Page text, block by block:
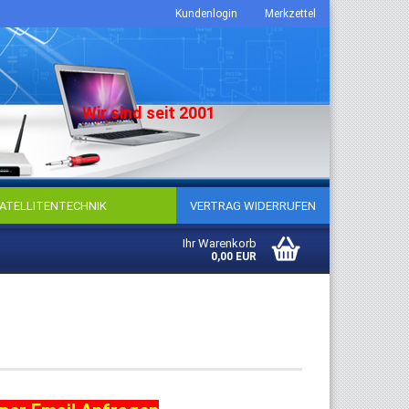
Kundenlogin Merkzettel
Wir sind seit 2001
Ihr Warenkorb
0,00 EUR
VERTRAG WIDERRUFEN